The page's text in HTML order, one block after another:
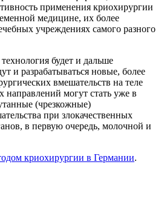
применения криохирургии
медицине, их более
учреждениях самого разного
будет и дальше
и разрабатываться новые, более
вмешательств на теле
направлений могут стать уже в
(чрезкожные)
при злокачественных
в первую очередь, молочной и
криохирургии в Германии.